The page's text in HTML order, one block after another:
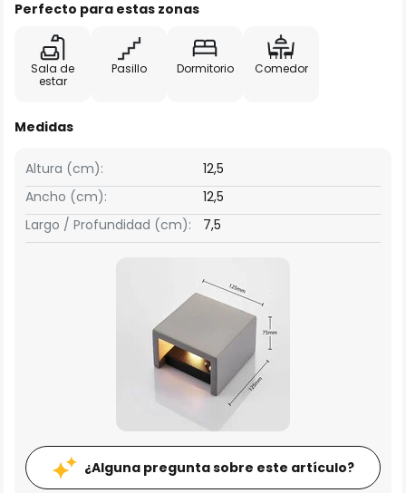
Perfecto para estas zonas
Sala de
estar
Pasillo Dormitorio Comedor
Medidas
Ancho (cm): 12,5
Altura (cm): 12,5
Largo / Profundidad (cm): 7,5
¿Alguna pregunta sobre este artículo?